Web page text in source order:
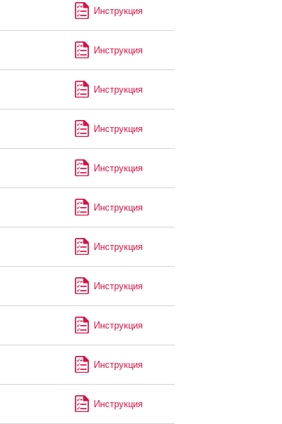
Инструкция
Инструкция
Инструкция
Инструкция
Инструкция
Инструкция
Инструкция
Инструкция
Инструкция
Инструкция
Инструкция